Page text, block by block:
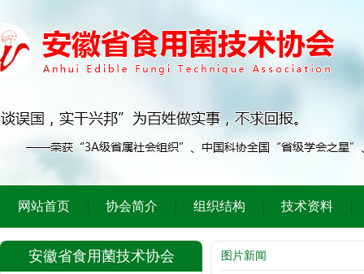
网站首页 协会简介 组织结构 技术资料
安徽省食用菌技术协会 图片新闻